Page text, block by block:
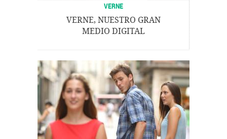
VERNE
VERNE, NUESTRO GRAN
MEDIO DIGITAL